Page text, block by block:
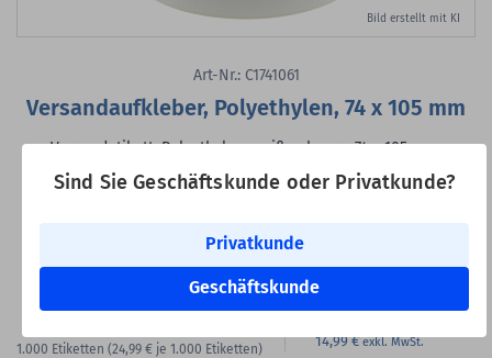
Sind Sie Geschäftskunde oder Privatkunde?
Privatkunde
Geschäftskunde
Bild erstellt mit KI
Art-Nr.: C1741061
Versandaufkleber, Polyethylen, 74 x 105 mm
Versandetikett, Polyethylen, weiß-schwarz, 74 x 105 mm,
Schwerpunkt hier, 1.000 Etiketten
1.000 Etiketten auf 1 Rolle/n
24,99 €
1.000 Etiketten (24,99 € je 1.000 Etiketten) 14,99 €